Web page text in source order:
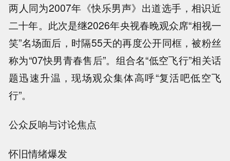
两人同为2007年《快乐男声》出道选手，相识近
二十年。此次是继2026年央视春晚观众席“相视一
笑”名场面后，时隔55天的再度公开同框，被粉丝
称为“07快男青春售后”。组合名“低空飞行”相关话
题迅速升温，现场观众集体高呼“复活吧低空飞
行”。
公众反响与讨论焦点
怀旧情绪爆发